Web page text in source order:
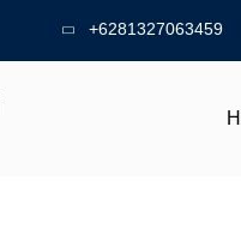
+6281327063459